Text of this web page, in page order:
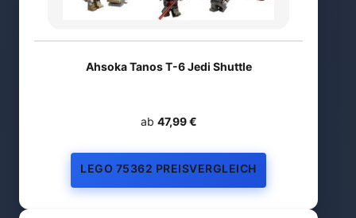
Ahsoka Tanos T-6 Jedi Shuttle
ab 47,99 €
LEGO 75362 PREISVERGLEICH